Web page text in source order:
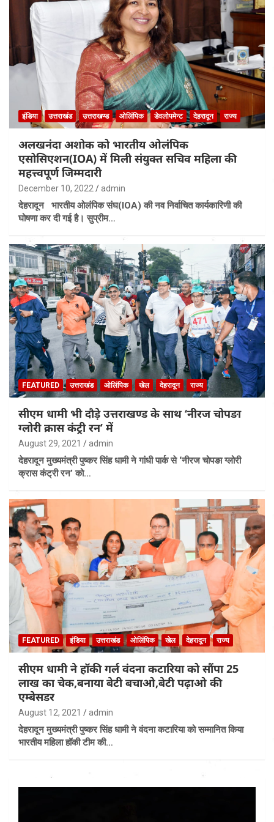
इंडिया उत्तराखंड उत्तराखण्ड ओलिंपिक डेवलोपमेन्ट देहरादून राज्य
अलखनंदा अशोक को भारतीय ओलंपिक
एसोसिएशन(IOA) में मिली संयुक्त सचिव महिला की
महत्त्वपूर्ण जिम्मदारी
December 10, 2022 admin
देहरादून भारतीय ओलंपिक संघ(IOA) की नव निर्वाचित कार्यकारिणी की
घोषणा कर दी गई है। सुप्रीम…
FEATURED उत्तराखंड ओलिंपिक खेल देहरादून राज्य
सीएम धामी भी दौड़े उत्तराखण्ड के साथ ‘नीरज चोपङा
ग्लोरी क्रास कंट्री रन’ में
August 29, 2021 admin
देहरादून मुख्यमंत्री पुष्कर सिंह धामी ने गांधी पार्क से ‘नीरज चोपङा ग्लोरी
क्रास कंट्री रन’ को…
FEATURED इंडिया उत्तराखंड ओलिंपिक खेल देहरादून राज्य
सीएम धामी ने हॉकी गर्ल वंदना कटारिया को सौंपा 25
लाख का चेक,बनाया बेटी बचाओ,बेटी पढ़ाओ की
एम्बेसडर
August 12, 2021 admin
देहरादून मुख्यमंत्री पुष्कर सिंह धामी ने वंदना कटारिया को सम्मानित किया
भारतीय महिला हॉकी टीम की…